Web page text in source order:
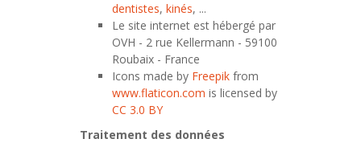
dentistes, kinés, ...
Le site internet est hébergé par
OVH - 2 rue Kellermann - 59100
Roubaix - France
Icons made by Freepik from
www.flaticon.com is licensed by
CC 3.0 BY
Traitement des données